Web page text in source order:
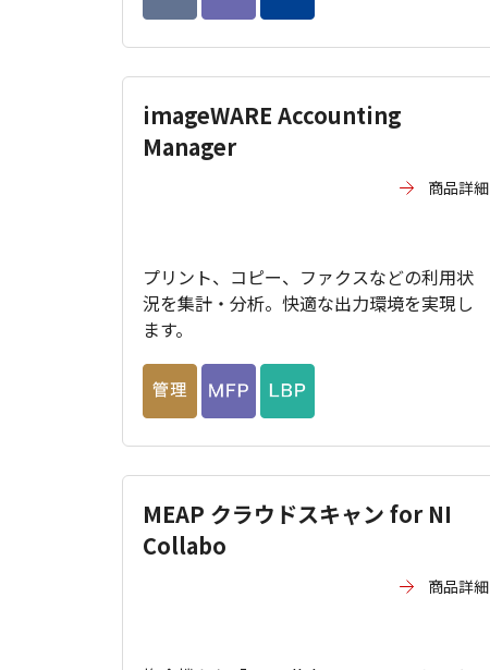
imageWARE Accounting
Manager
商品詳細
プリント、コピー、ファクスなどの利用状
況を集計・分析。快適な出力環境を実現し
ます。
MEAP クラウドスキャン for NI
Collabo
商品詳細